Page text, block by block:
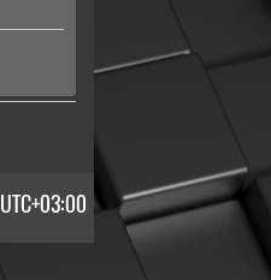
UTC+03:00